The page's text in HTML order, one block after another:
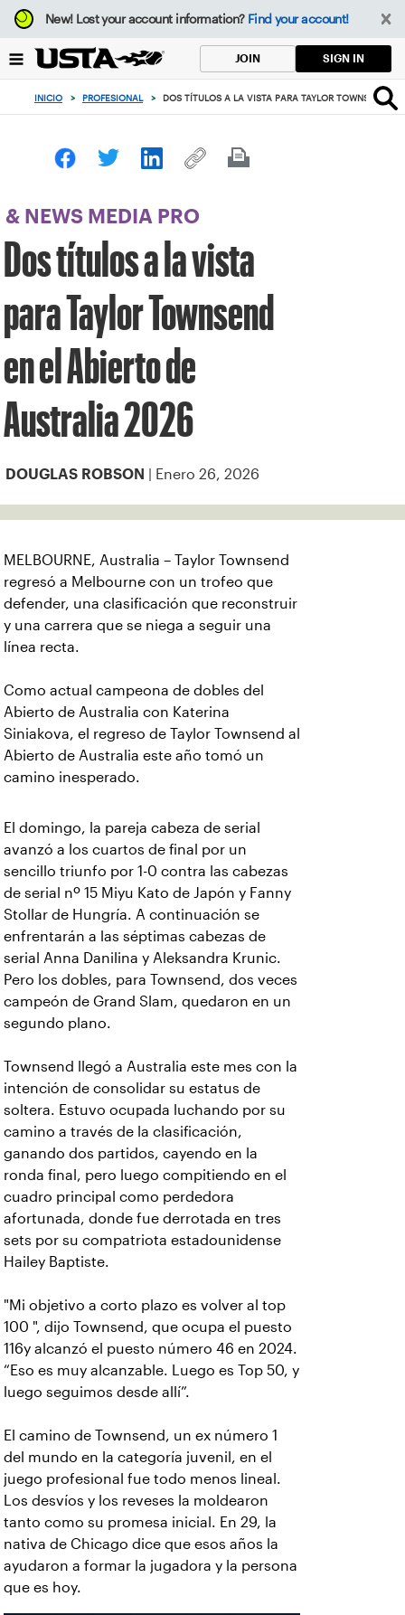
Enfoque
desde
botón
volver
principio
New!Lost your account information? Find your account!
JOIN SIGN IN
INICIO > PROFESIONAL > DOS TÍTULOS A LA VISTA PARA TAYLOR TOWNSEND
& NEWS MEDIA PRO
Dos títulos a la vista
para Taylor Townsend
en el Abierto de
Australia 2026
DOUGLAS ROBSON | Enero 26, 2026
MELBOURNE, Australia – Taylor Townsend
regresó a Melbourne con un trofeo que
defender, una clasificación que reconstruir
y una carrera que se niega a seguir una
línea recta.
Como actual campeona de dobles del
Abierto de Australia con Katerina
Siniakova, el regreso de Taylor Townsend al
Abierto de Australia este año tomó un
camino inesperado.
El domingo, la pareja cabeza de serial
avanzó a los cuartos de final por un
sencillo triunfo por 1-0 contra las cabezas
de serial nº 15 Miyu Kato de Japón y Fanny
Stollar de Hungría. A continuación se
enfrentarán a las séptimas cabezas de
serial Anna Danilina y Aleksandra Krunic.
Pero los dobles, para Townsend, dos veces
campeón de Grand Slam, quedaron en un
segundo plano.
Townsend llegó a Australia este mes con la
intención de consolidar su estatus de
soltera. Estuvo ocupada luchando por su
camino a través de la clasificación,
ganando dos partidos, cayendo en la
ronda final, pero luego compitiendo en el
cuadro principal como perdedora
afortunada, donde fue derrotada en tres
sets por su compatriota estadounidense
Hailey Baptiste.
"Mi objetivo a corto plazo es volver al top
100 ", dijo Townsend, que ocupa el puesto
116y alcanzó el puesto número 46 en 2024.
“Eso es muy alcanzable. Luego es Top 50, y
luego seguimos desde allí”.
El camino de Townsend, un ex número 1
del mundo en la categoría juvenil, en el
juego profesional fue todo menos lineal.
Los desvíos y los reveses la moldearon
tanto como su promesa inicial. En 29, la
nativa de Chicago dice que esos años la
ayudaron a formar la jugadora y la persona
que es hoy.